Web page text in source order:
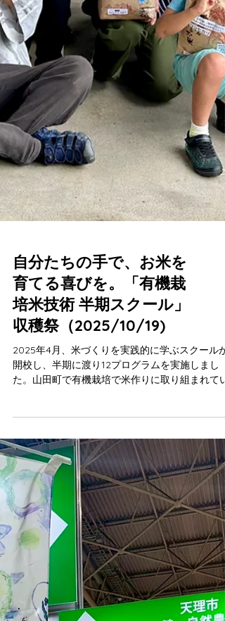
自分たちの手で、お米を
育てる喜びを。「有機栽
2025年4月、米づくりを実践的に学ぶスクールが
開校し、半期に渡り12プログラムを実施しまし
た。山田町で有機栽培で米作りに取り組まれてい
る樫本哲さんを講師に、樫本さんが管理されてい
る圃場を主な学びの場として、10組が受講しまし
た。 種まきから収穫までのすべての工程を体験
し、収穫を終えた10月、旧福住中学校で収穫祭が
行われました。 動画で半期をふりかえりました。
スクールの様子はこちらから見られます。 ↓↓↓ み
んなとふるさとInstagram
https://www.instagram.com/
?igsh=NXd4cTdpMHFpN2gy 樫本さんから受講生